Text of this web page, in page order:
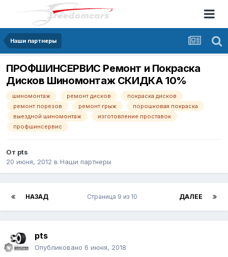
Наши партнеры
ПРОФШИНСЕРВИС Ремонт и Покраска
Дисков Шиномонтаж СКИДКА 10%
шиномонтаж ремонт дисков
покраска дисков
ремонт порезов
ремонт грыж
порошковая покраска
выездной шиномонтаж
изготовление проставок
профшинсервис
От pts
20 июня, 2012 в Наши партнеры
НАЗАД ДАЛЕЕ
Страница 9 из 10
pts
Опубликовано 6 июня, 2018